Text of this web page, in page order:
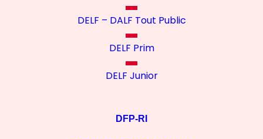
DELF – DALF Tout Public
DELF Prim
DELF Junior
DFP-RI